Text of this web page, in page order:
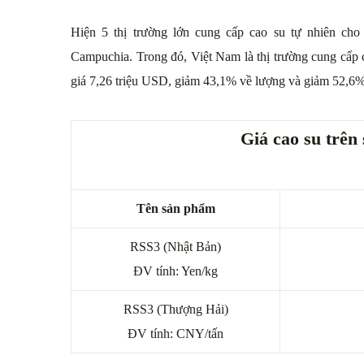
Hiện 5 thị trường lớn cung cấp cao su tự nhiên
Campuchia. Trong đó, Việt Nam là thị trường cung
giá 7,26 triệu USD, giảm 43,1% về lượng và giảm
Giá cao su
Tên sản phẩm
RSS3 (Nhật Bản)
ĐV tính: Yen/kg
RSS3 (Thượng Hải)
ĐV tính: CNY/tấn